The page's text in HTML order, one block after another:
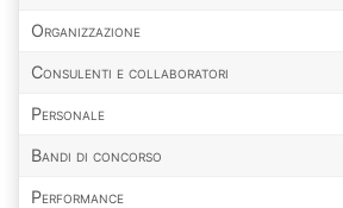
Organizzazione
Consulenti e collaboratori
Personale
Bandi di concorso
Performance